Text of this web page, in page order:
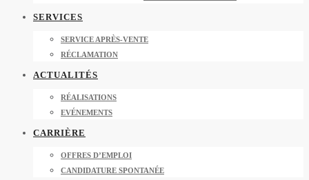
SERVICES
SERVICE APRÈS-VENTE
RÉCLAMATION
ACTUALITÉS
RÉALISATIONS
EVÉNEMENTS
CARRIÈRE
OFFRES D’EMPLOI
CANDIDATURE SPONTANÉE